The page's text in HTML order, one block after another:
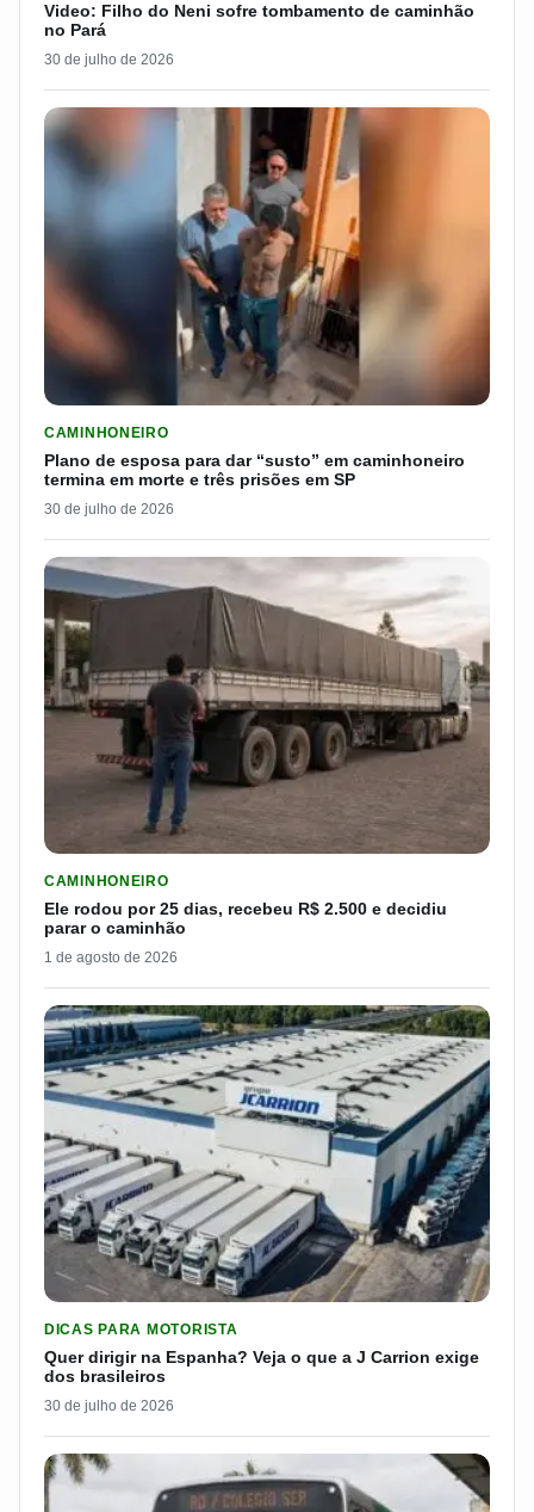
Video: Filho do Neni sofre tombamento de caminhão
no Pará
30 de julho de 2026
CAMINHONEIRO
Plano de esposa para dar “susto” em caminhoneiro
termina em morte e três prisões em SP
30 de julho de 2026
CAMINHONEIRO
Ele rodou por 25 dias, recebeu R$ 2.500 e decidiu
parar o caminhão
1 de agosto de 2026
DICAS PARA MOTORISTA
Quer dirigir na Espanha? Veja o que a J Carrion exige
dos brasileiros
30 de julho de 2026